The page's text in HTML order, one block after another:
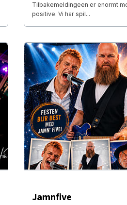
Tilbakemeldingeen er enormt
positive. Vi har spil...
Jamnfive